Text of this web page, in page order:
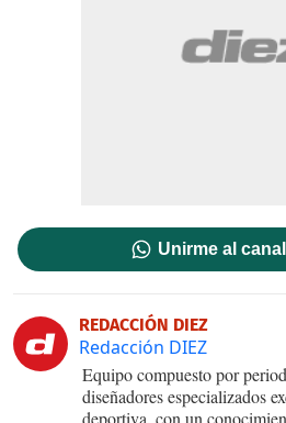
Unirme al
REDACCIÓN DIEZ
Redacción DIEZ
Equipo compuesto por
diseñadores especializados
deportiva, con un